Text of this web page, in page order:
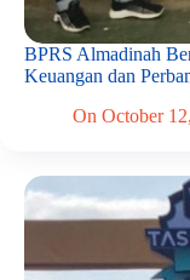
BPRS Almadinah
Keuangan dan
On October